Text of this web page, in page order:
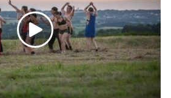
un black-out total, puis une
hors d’eux-mêmes -
et à la fois plus proche d'eux-
Random se situe à la
théâtre, action physique et